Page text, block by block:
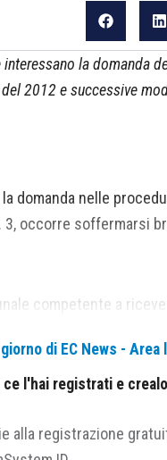
la domanda
2012 e successive
domanda nelle
3, occorre soffermarsi
competente a
di un foro diverso da
parti, nel rispetto
di EC News - Area
l'hai registrati e
alla registrazione